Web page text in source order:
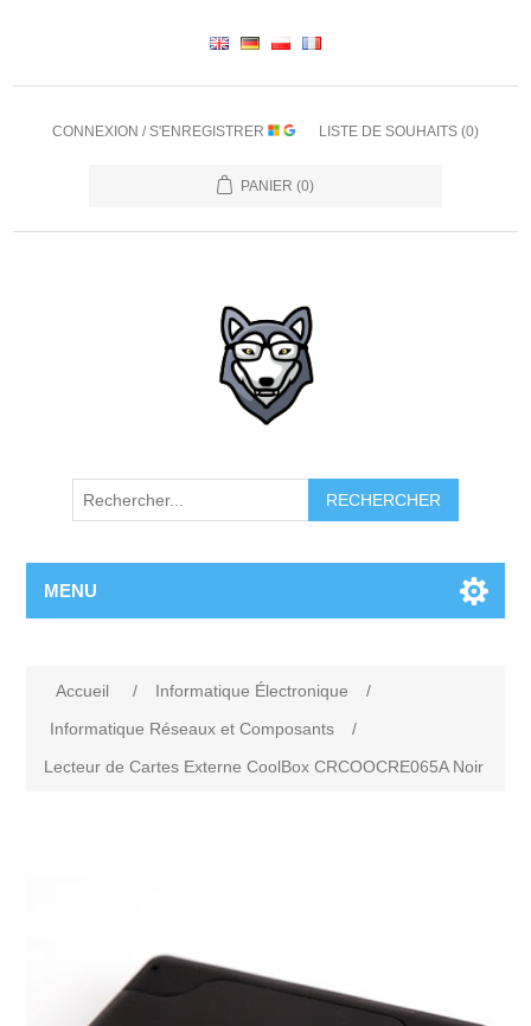
CONNEXION / S'ENREGISTRER LISTE DE SOUHAITS (0)
PANIER (0)
RECHERCHER
MENU
Accueil / Informatique Électronique
/
Informatique Réseaux et Composants
/
Lecteur de Cartes Externe CoolBox CRCOOCRE065A Noir